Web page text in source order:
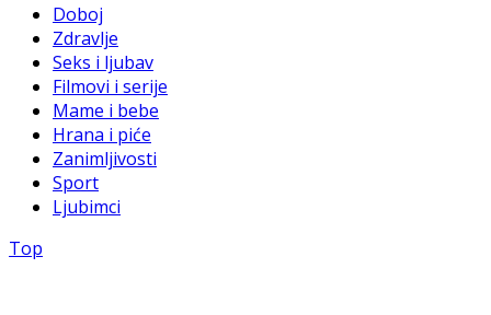
Doboj
Zdravlje
Seks i ljubav
Filmovi i serije
Mame i bebe
Hrana i piće
Zanimljivosti
Sport
Ljubimci
Top